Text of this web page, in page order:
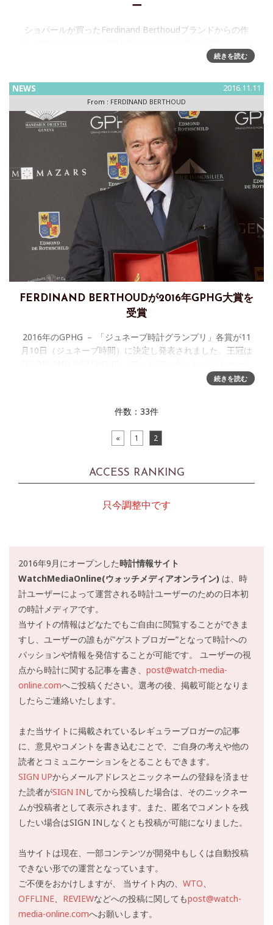
ー
ショパールが買ったFerdinand Berthoudブランドからの作
ースを載せたのはつい最近のことでしたが、先日その実機が
リン
続きを読む
NEWS 2016.11.11
From : FERDINAND BERTHOUD
FERDINAND BERTHOUDが2016年GPHG大賞を
受賞
2016年のGPHG － 「ジュネーブ時計グランプリ」各賞が11
月10日（ジュネーブ時間）に決定し発表されました。王冠は
続きを読む
件数：33件
« 1 2
ACCESS RANKING
只今調整中です
2016年9月にオープンした時計情報サイト
WatchMediaOnline(ウォッチメディアオンライン) は、時
計ユーザーによって運営される時計ユーザーのための日本初
の時計メディアです。
当サイトの情報はどなたでもご自由に閲覧することができま
すし、ユーザーの誰もが"ゲストブロガー”となって時計への
パッションや情報を発信することが可能です。 ユーザーの視
点から時計に関する記事を書き、 post@watch-media-
online.comへご投稿ください。選考の後、掲載可能となりま
したらご連絡いたします。
また当サイトに掲載されているレギュラーブロガーの記事
に、意見やコメントを書き込むことで、ご自身の考えや他の
読者とコミュニケーションをとることもできます。
SIGN UPからメールアドレスとニックネームの登録を済ませ
た読者がSIGN IN してから投稿した場合は、そのニックネー
ムが投稿者として表示されます。また、匿名でコメントを残
したい場合はSIGN INしなくとも投稿が可能になりました。
当サイトは現在、一部コンテンツが開発中もしくは自動投稿
できない形での運営となっています。
ご不便をおかけしますが、 当サイト内の、 WTO
OFFLINE
REVIEWなどへの投稿に関してもpost@watch-
media-online.comへお願いします。